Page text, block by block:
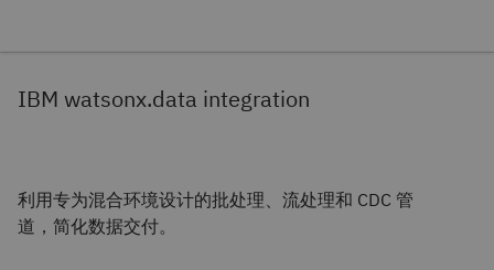
IBM watsonx.data integration
利用专为混合环境设计的批处理、流处理和 CDC 管
道，简化数据交付。